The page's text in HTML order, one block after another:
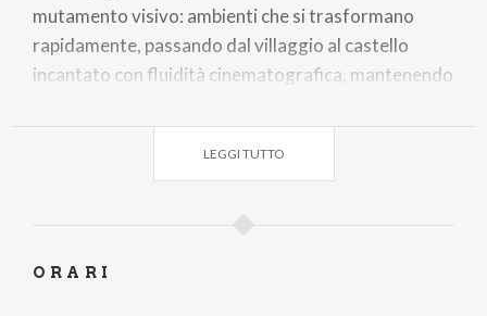
mutamento visivo: ambienti che si trasformano
rapidamente, passando dal villaggio al castello
incantato con fluidità cinematografica, mantenendo
A impreziosire ogni quadro, i costumi di Laura David
– numerosi, dettagliati e fortemente caratterizzanti
coreografie di Ilenia De Rosa, energiche e raffinate,
LEGGI TUTTO
ORARI